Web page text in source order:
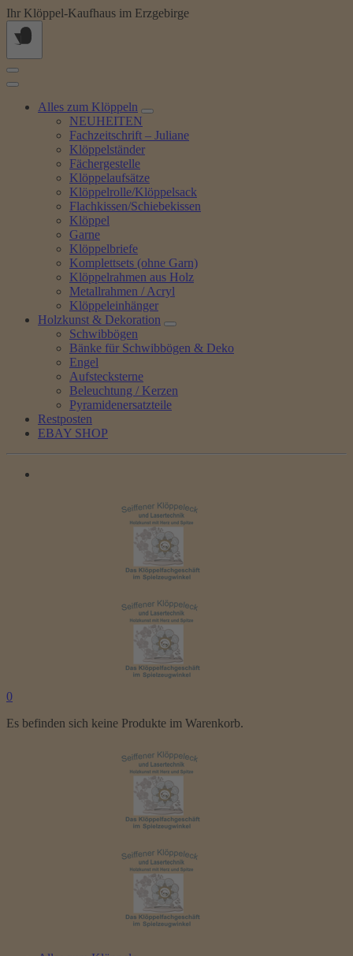
Springe
zum
Inhalt
Ihr Klöppel-Kaufhaus im Erzgebirge
Alles zum Klöppeln
NEUHEITEN
Fachzeitschrift – Juliane
Klöppelständer
Fächergestelle
Klöppelaufsätze
Klöppelrolle/Klöppelsack
Flachkissen/Schiebekissen
Klöppel
Garne
Klöppelbriefe
Komplettsets (ohne Garn)
Klöppelrahmen aus Holz
Metallrahmen / Acryl
Klöppeleinhänger
Holzkunst & Dekoration
Schwibbögen
Bänke für Schwibbögen & Deko
Engel
Aufstecksterne
Beleuchtung / Kerzen
Pyramidenersatzteile
Restposten
EBAY SHOP
0
Es befinden sich keine Produkte im Warenkorb.